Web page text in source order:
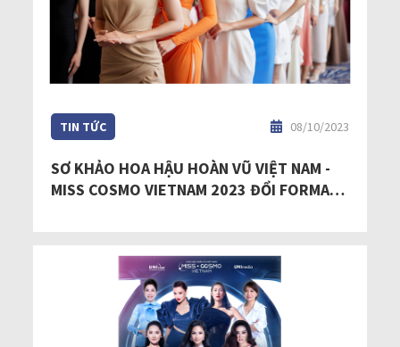
TIN TỨC 08/10/2023
SƠ KHẢO HOA HẬU HOÀN VŨ VIỆT NAM -
MISS COSMO VIETNAM 2023 ĐỔI FORMAT,